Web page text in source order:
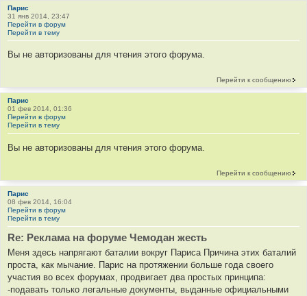
Парис
31 янв 2014, 23:47
Перейти в форум
Перейти в тему
Вы не авторизованы для чтения этого форума.
Перейти к сообщению
Парис
01 фев 2014, 01:36
Перейти в форум
Перейти в тему
Вы не авторизованы для чтения этого форума.
Перейти к сообщению
Парис
08 фев 2014, 16:04
Перейти в форум
Перейти в тему
Re: Реклама на форуме Чемодан жесть
Меня здесь напрягают баталии вокруг Париса Причина этих баталий
проста, как мычание. Парис на протяжении больше года своего
участия во всех форумах, продвигает два простых принципа:
-подавать только легальные документы, выданные официальными